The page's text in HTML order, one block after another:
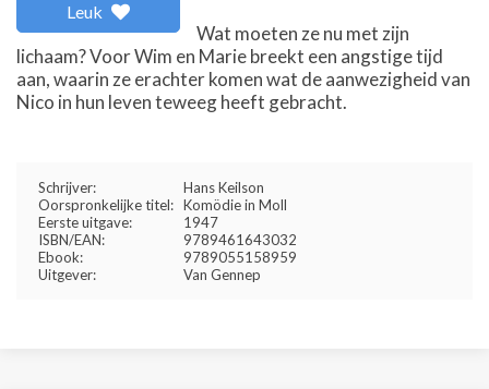
Leuk
Wat moeten ze nu met zijn
lichaam? Voor Wim en Marie breekt een angstige tijd
aan, waarin ze erachter komen wat de aanwezigheid van
Nico in hun leven teweeg heeft gebracht.
Schrijver:
Hans Keilson
Oorspronkelijke titel: Komödie in Moll
Eerste uitgave:
1947
ISBN/EAN:
9789461643032
Ebook:
9789055158959
Uitgever:
Van Gennep